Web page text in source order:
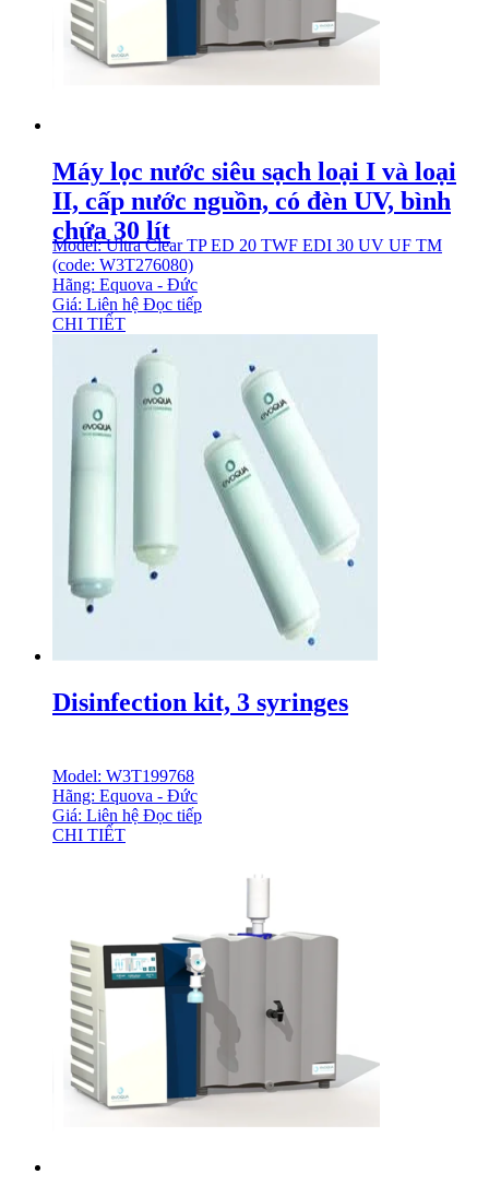
Máy lọc nước siêu sạch loại I và loại
II, cấp nước nguồn, có đèn UV, bình
chứa 30 lít
Model: Ultra Clear TP ED 20 TWF EDI 30 UV UF TM
(code: W3T276080)
Hãng: Equova - Đức
Giá: Liên hệ Đọc tiếp
CHI TIẾT
Disinfection kit, 3 syringes
Model: W3T199768
Hãng: Equova - Đức
Giá: Liên hệ Đọc tiếp
CHI TIẾT